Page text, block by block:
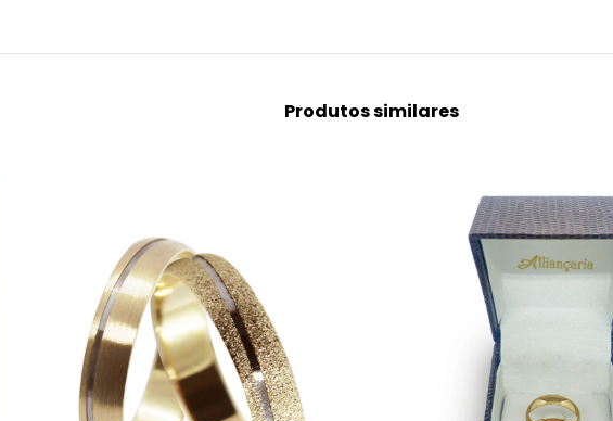
Produtos similares